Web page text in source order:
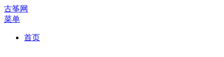
古筝网
菜单
首页